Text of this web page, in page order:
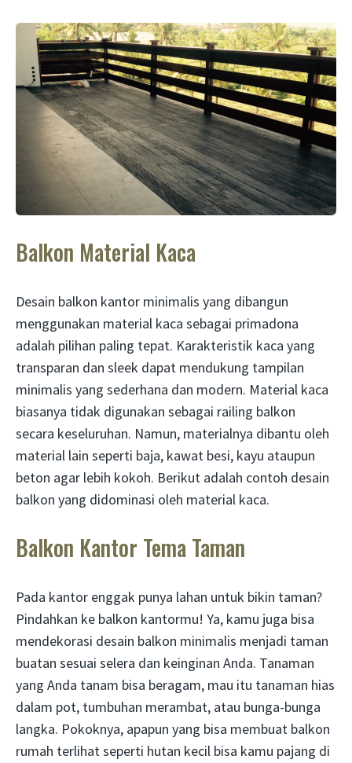
Balkon Material Kaca
Desain balkon kantor minimalis yang dibangun
menggunakan material kaca sebagai primadona
adalah pilihan paling tepat. Karakteristik kaca yang
transparan dan sleek dapat mendukung tampilan
minimalis yang sederhana dan modern. Material kaca
biasanya tidak digunakan sebagai railing balkon
secara keseluruhan. Namun, materialnya dibantu oleh
material lain seperti baja, kawat besi, kayu ataupun
beton agar lebih kokoh. Berikut adalah contoh desain
balkon yang didominasi oleh material kaca.
Balkon Kantor Tema Taman
Pada kantor enggak punya lahan untuk bikin taman?
Pindahkan ke balkon kantormu! Ya, kamu juga bisa
mendekorasi desain balkon minimalis menjadi taman
buatan sesuai selera dan keinginan Anda. Tanaman
yang Anda tanam bisa beragam, mau itu tanaman hias
dalam pot, tumbuhan merambat, atau bunga-bunga
langka. Pokoknya, apapun yang bisa membuat balkon
rumah terlihat seperti hutan kecil bisa kamu pajang di